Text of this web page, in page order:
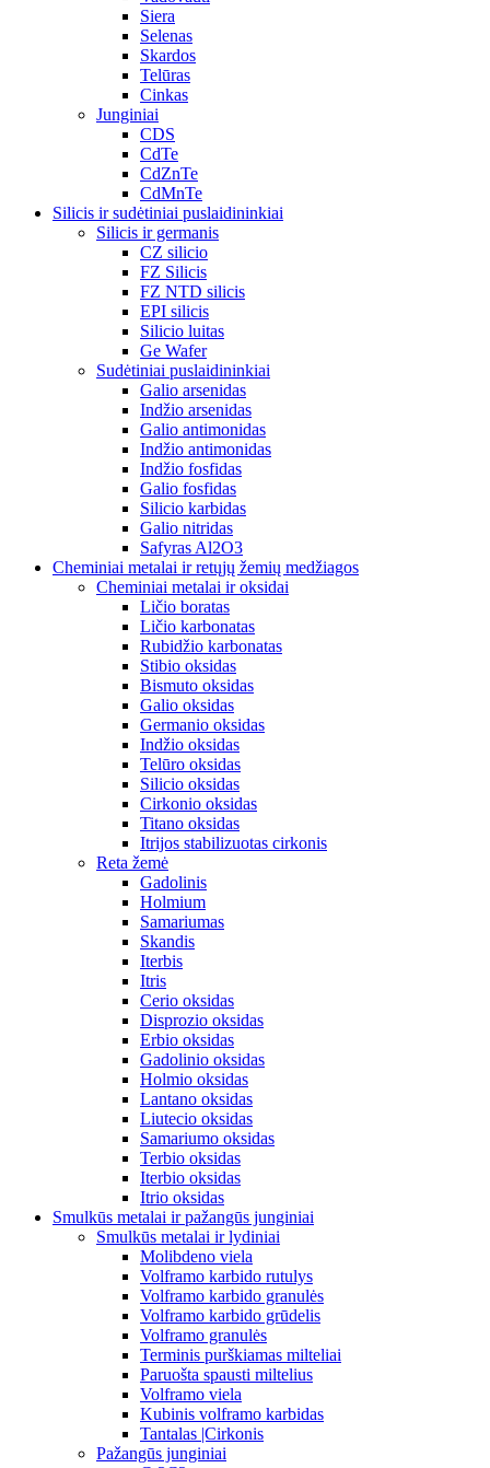
Siera
Selenas
Skardos
Telūras
Cinkas
Junginiai
CDS
CdTe
CdZnTe
CdMnTe
Silicis ir sudėtiniai puslaidininkiai
Silicis ir germanis
CZ silicio
FZ Silicis
FZ NTD silicis
EPI silicis
Silicio luitas
Ge Wafer
Sudėtiniai puslaidininkiai
Galio arsenidas
Indžio arsenidas
Galio antimonidas
Indžio antimonidas
Indžio fosfidas
Galio fosfidas
Silicio karbidas
Galio nitridas
Safyras Al2O3
Cheminiai metalai ir retųjų žemių medžiagos
Cheminiai metalai ir oksidai
Ličio boratas
Ličio karbonatas
Rubidžio karbonatas
Stibio oksidas
Bismuto oksidas
Galio oksidas
Germanio oksidas
Indžio oksidas
Telūro oksidas
Silicio oksidas
Cirkonio oksidas
Titano oksidas
Itrijos stabilizuotas cirkonis
Reta žemė
Gadolinis
Holmium
Samariumas
Skandis
Iterbis
Itris
Cerio oksidas
Disprozio oksidas
Erbio oksidas
Gadolinio oksidas
Holmio oksidas
Lantano oksidas
Liutecio oksidas
Samariumo oksidas
Terbio oksidas
Iterbio oksidas
Itrio oksidas
Smulkūs metalai ir pažangūs junginiai
Smulkūs metalai ir lydiniai
Molibdeno viela
Volframo karbido rutulys
Volframo karbido granulės
Volframo karbido grūdelis
Volframo granulės
Terminis purškiamas milteliai
Paruošta spausti miltelius
Volframo viela
Kubinis volframo karbidas
Tantalas |Cirkonis
Pažangūs junginiai